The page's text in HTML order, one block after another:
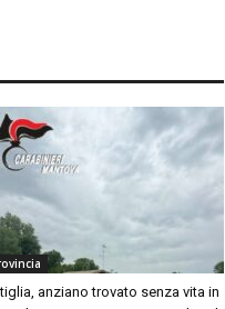
anziano trovato senza vita in